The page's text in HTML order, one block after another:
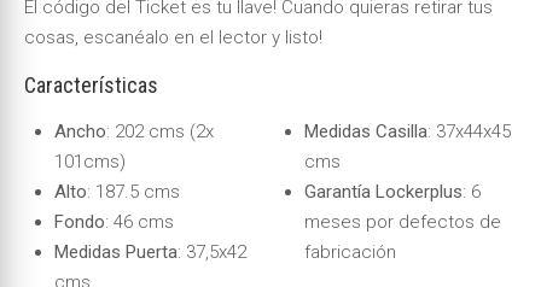
El código del Ticket es tu llave! Cuando quieras retirar tus
cosas, escanéalo en el lector y listo!
Características
Ancho: 202 cms (2x
101cms)
Alto: 187.5 cms
Fondo: 46 cms
Medidas Puerta: 37,5x42
Medidas Casilla: 37x44x45
cms
Garantía Lockerplus: 6
meses por defectos de
fabricación